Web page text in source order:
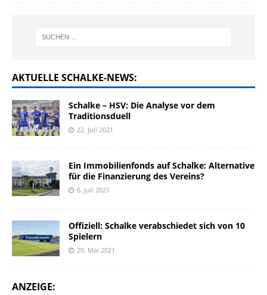
AKTUELLE SCHALKE-NEWS:
Schalke – HSV: Die Analyse vor dem
Traditionsduell
22. Juli 2021
Ein Immobilienfonds auf Schalke: Alternative
für die Finanzierung des Vereins?
6. Juli 2021
Offiziell: Schalke verabschiedet sich von 10
Spielern
20. Mai 2021
ANZEIGE: